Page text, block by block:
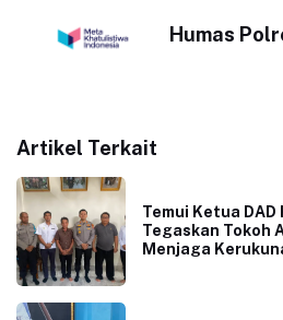
Humas
Artikel Terkait
Temui Ketua DAD
Tegaskan Tokoh
Menjaga